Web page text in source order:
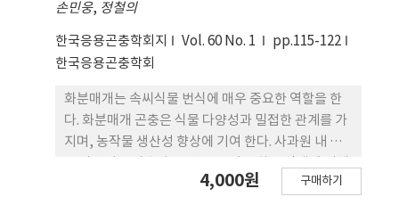
관리 빈도와 음의 상관관계를 보였다. 지표 배회성 절
지동물은 농업 시스템보다 잡초 관리에 영향을 더 많
이 받는 것으로 나타났다.
손민웅, 정철의
한국응용곤충학회지 Vol. 60 No. 1
pp.115-122
한국응용곤충학회
화분매개는 속씨식물 번식에 매우 중요한 역할을 한
다. 화분매개 곤충은 식물 다양성과 밀접한 관계를 가
지며, 농작물 생산성 향상에 기여 한다. 사과원 내 식
결정된다. 본 연구는 사과꽃 개화기에 서양민들레 등
4,000원 구매하기